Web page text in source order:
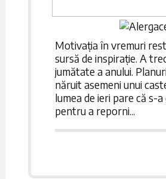
Motivația în vremuri
sursă de inspirație. A
jumătate a anului.
năruit asemeni unui
lumea de ieri pare că s-
pentru a reporni...